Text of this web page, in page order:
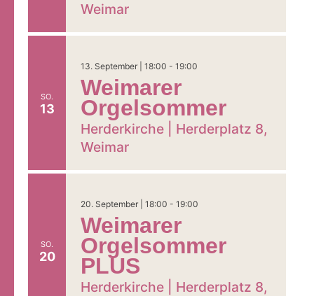
Weimar
SO.
13
13. September | 18:00 - 19:00
Weimarer
Orgelsommer
Herderkirche | Herderplatz 8,
Weimar
SO.
20
20. September | 18:00 - 19:00
Weimarer
Orgelsommer
PLUS
Herderkirche | Herderplatz 8,